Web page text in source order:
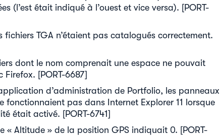
(l’est était indiqué à l’ouest et vice versa). [PORT-
fichiers TGA n’étaient pas catalogués correctement.
dont le nom comprenait une espace ne pouvait
[PORT-6687]
d’administration de Portfolio, les panneaux
fonctionnaient pas dans Internet Explorer 11 lorsque
était activé. [PORT-6741]
« Altitude » de la position GPS indiquait 0. [PORT-